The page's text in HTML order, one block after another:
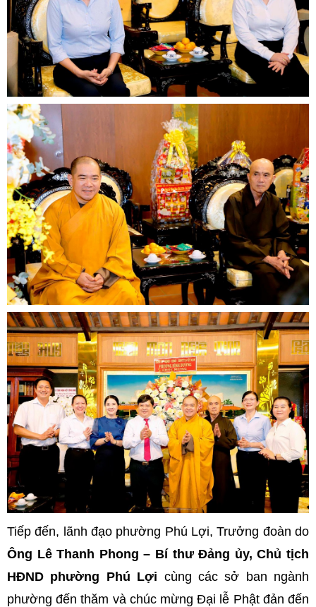
Tiếp đến, lãnh đạo phường Phú Lợi, Trưởng đoàn do
Ông Lê Thanh Phong – Bí thư Đảng ủy, Chủ tịch
HĐND phường Phú Lợi cùng các sở ban ngành
phường đến thăm và chúc mừng Đại lễ Phật đản đến